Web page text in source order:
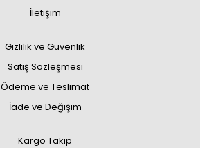
İletişim
Gizlilik ve Güvenlik
Satış Sözleşmesi
Ödeme ve Teslimat
İade ve Değişim
Kargo Takip